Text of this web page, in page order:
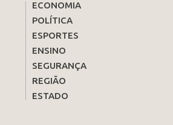
ECONOMIA
POLÍTICA
ESPORTES
ENSINO
SEGURANÇA
REGIÃO
ESTADO